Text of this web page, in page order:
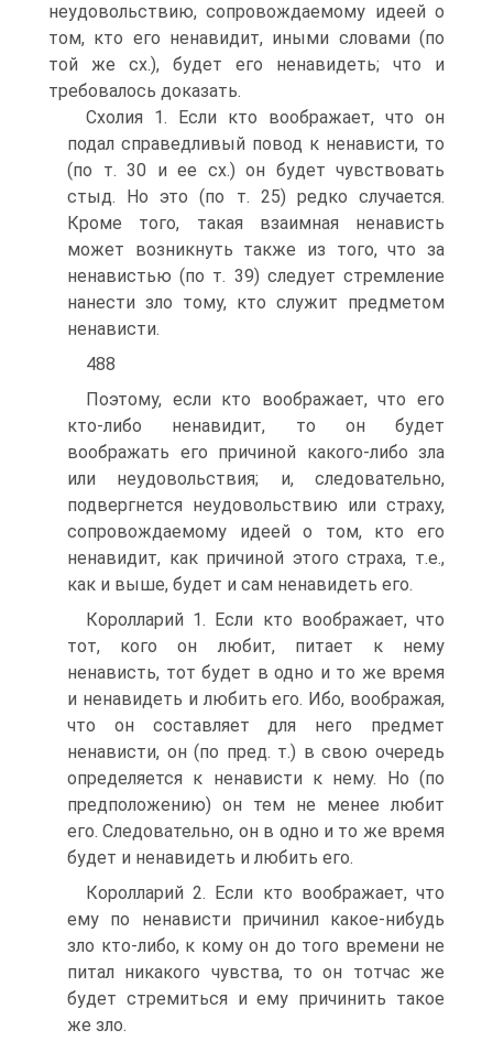
неудовольствию, сопровождаемому идеей о
том, кто его ненавидит, иными словами (по
той же сх.), будет его ненавидеть; что и
требовалось доказать.
Схолия 1. Если кто воображает, что он
подал справедливый повод к ненависти, то
(по т. 30 и ее сх.) он будет чувствовать
стыд. Но это (по т. 25) редко случается.
Кроме того, такая взаимная ненависть
может возникнуть также из того, что за
ненавистью (по т. 39) следует стремление
нанести зло тому, кто служит предметом
ненависти.
488
Поэтому, если кто воображает, что его
кто-либо ненавидит, то он будет
воображать его причиной какого-либо зла
или неудовольствия; и, следовательно,
подвергнется неудовольствию или страху,
сопровождаемому идеей о том, кто его
ненавидит, как причиной этого страха, т.е.,
как и выше, будет и сам ненавидеть его.
Королларий 1. Если кто воображает, что
тот, кого он любит, питает к нему
ненависть, тот будет в одно и то же время
и ненавидеть и любить его. Ибо, воображая,
что он составляет для него предмет
ненависти, он (по пред. т.) в свою очередь
определяется к ненависти к нему. Но (по
предположению) он тем не менее любит
его. Следовательно, он в одно и то же время
будет и ненавидеть и любить его.
Королларий 2. Если кто воображает, что
ему по ненависти причинил какое-нибудь
зло кто-либо, к кому он до того времени не
питал никакого чувства, то он тотчас же
будет стремиться и ему причинить такое
же зло.